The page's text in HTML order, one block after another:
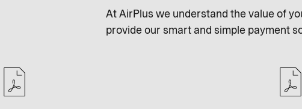
At AirPlus we understand the value of
provide our smart and simple payment